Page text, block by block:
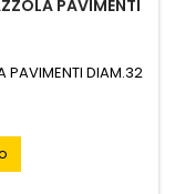
PAVIMENTI
PAVIMENTI DIAM.32